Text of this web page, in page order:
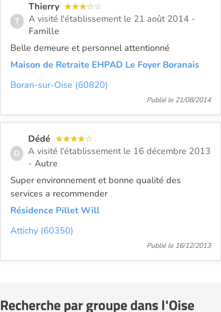
T
Thierry
A visité l'établissement le 21 août 2014 -
Famille
Belle demeure et personnel attentionné
Maison de Retraite EHPAD Le Foyer Boranais
Boran-sur-Oise (60820)
Publié le 21/08/2014
D
Dédé
A visité l'établissement le 16 décembre 2013
- Autre
Super environnement et bonne qualité des
services a recommender
Résidence Pillet Will
Attichy (60350)
Publié le 16/12/2013
Recherche par groupe dans l'Oise